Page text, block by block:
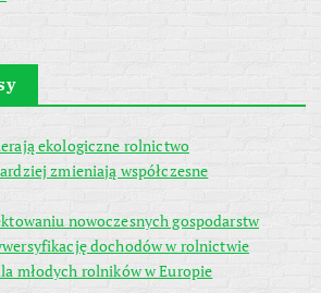
ekologiczne rolnictwo
zmieniają współczesne
nowoczesnych gospodarstw
dochodów w rolnictwie
młodych rolników w Europie